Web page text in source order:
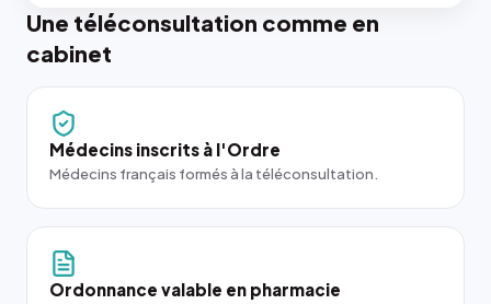
Une téléconsultation comme en
cabinet
Médecins inscrits à l'Ordre
Médecins français formés à la téléconsultation.
Ordonnance valable en pharmacie